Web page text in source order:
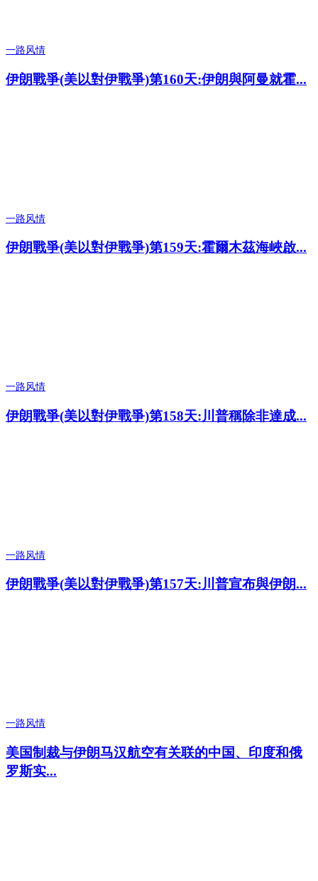
一路风情
伊朗戰爭(美以對伊戰爭)第160天:伊朗與阿曼就霍...
一路风情
伊朗戰爭(美以對伊戰爭)第159天:霍爾木茲海峽啟...
一路风情
伊朗戰爭(美以對伊戰爭)第158天:川普稱除非達成...
一路风情
伊朗戰爭(美以對伊戰爭)第157天:川普宣布與伊朗...
一路风情
美国制裁与伊朗马汉航空有关联的中国、印度和俄
罗斯实...